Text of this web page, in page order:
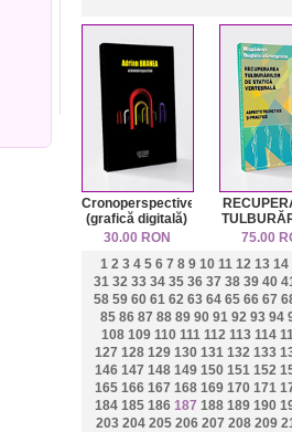
Cronoperspective
(grafică digitală)
30.00 RON
DE
75.00
1 2 3 4 5 6 7 8 9 10 11 12 13 14
31 32 33 34 35 36 37 38 39 40
58 59 60 61 62 63 64 65 66 67
85 86 87 88 89 90 91 92 93 94
108 109 110 111 112 113 114
127 128 129 130 131 132 133
146 147 148 149 150 151 152
165 166 167 168 169 170 171
184 185 186 187 188 189 190
203 204 205 206 207 208 209